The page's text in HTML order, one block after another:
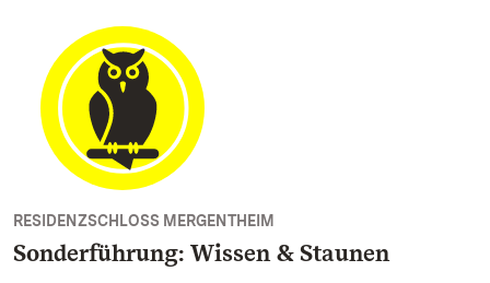
RESIDENZSCHLOSS MERGENTHEIM
Sonderführung: Wissen & Staunen